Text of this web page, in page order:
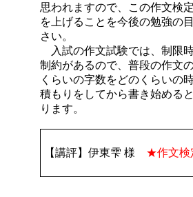
思われますので、この作文検
を上げることを今後の勉強の
さい。
入試の作文試験では、制限
制約があるので、普段の作文
くらいの字数をどのくらいの
積もりをしてから書き始める
ります。
【講評】伊東雫 様 ★作文検